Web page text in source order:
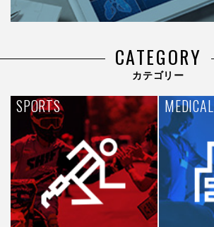
CATEGORY
カテゴリー
SPORTS MEDICAL